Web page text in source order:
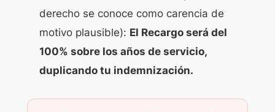
derecho se conoce como carencia de
motivo plausible): El Recargo será del
100% sobre los años de servicio,
duplicando tu indemnización.